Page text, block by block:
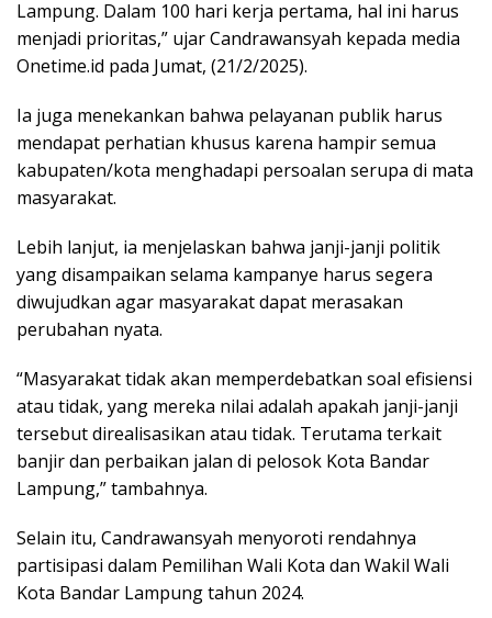
Lampung. Dalam 100 hari kerja pertama, hal ini harus
menjadi prioritas,” ujar Candrawansyah kepada media
Onetime.id pada Jumat, (21/2/2025).
Ia juga menekankan bahwa pelayanan publik harus
mendapat perhatian khusus karena hampir semua
kabupaten/kota menghadapi persoalan serupa di mata
masyarakat.
Lebih lanjut, ia menjelaskan bahwa janji-janji politik
yang disampaikan selama kampanye harus segera
diwujudkan agar masyarakat dapat merasakan
perubahan nyata.
“Masyarakat tidak akan memperdebatkan soal efisiensi
atau tidak, yang mereka nilai adalah apakah janji-janji
tersebut direalisasikan atau tidak. Terutama terkait
banjir dan perbaikan jalan di pelosok Kota Bandar
Lampung,” tambahnya.
Selain itu, Candrawansyah menyoroti rendahnya
partisipasi dalam Pemilihan Wali Kota dan Wakil Wali
Kota Bandar Lampung tahun 2024.